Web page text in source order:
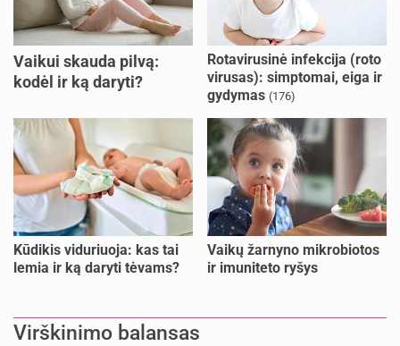
Vaikui skauda pilvą:
kodėl ir ką daryti?
Rotavirusinė infekcija (roto
virusas): simptomai, eiga ir
gydymas (176)
Kūdikis viduriuoja: kas tai
lemia ir ką daryti tėvams?
Vaikų žarnyno mikrobiotos
ir imuniteto ryšys
Virškinimo balansas